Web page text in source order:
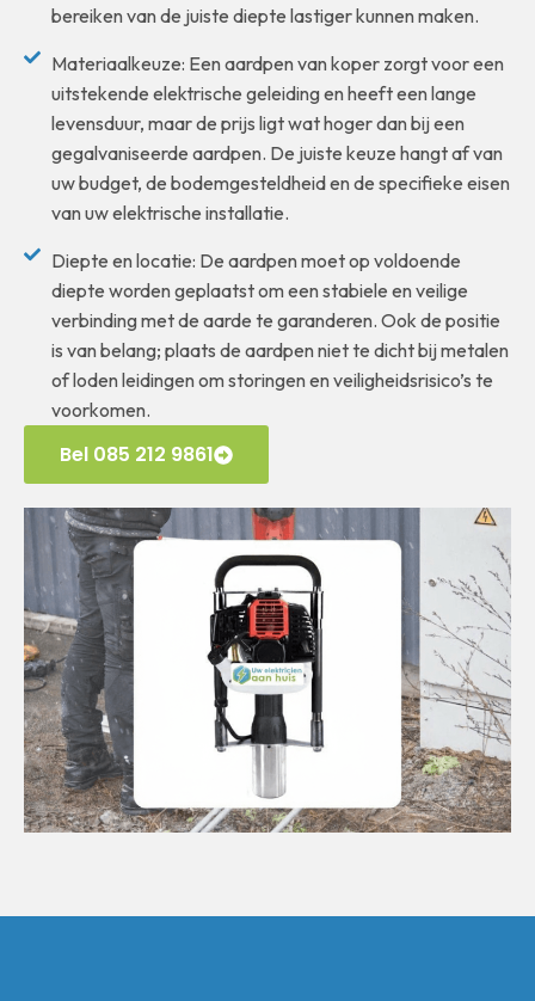
bereiken van de juiste diepte lastiger kunnen maken.
Materiaalkeuze: Een aardpen van koper zorgt voor een
uitstekende elektrische geleiding en heeft een lange
levensduur, maar de prijs ligt wat hoger dan bij een
gegalvaniseerde aardpen. De juiste keuze hangt af van
uw budget, de bodemgesteldheid en de specifieke eisen
van uw elektrische installatie.
Diepte en locatie: De aardpen moet op voldoende
diepte worden geplaatst om een stabiele en veilige
verbinding met de aarde te garanderen. Ook de positie
is van belang; plaats de aardpen niet te dicht bij metalen
of loden leidingen om storingen en veiligheidsrisico’s te
voorkomen.
Bel 085 212 9861